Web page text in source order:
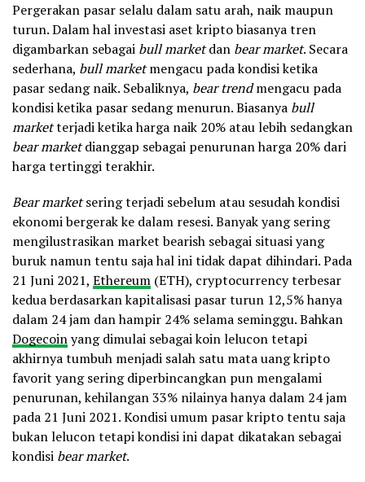
Pergerakan pasar selalu dalam satu arah, naik maupun
turun. Dalam hal investasi aset kripto biasanya tren
digambarkan sebagai bull marketdan bear market. Secara
sederhana, bull marketmengacu pada kondisi ketika
pasar sedang naik. Sebaliknya, bear trendmengacu pada
kondisi ketika pasar sedang menurun. Biasanya bull
marketterjadi ketika harga naik 20% atau lebih sedangkan
bear marketdianggap sebagai penurunan harga 20% dari
harga tertinggi terakhir.
Bear marketsering terjadi sebelum atau sesudah kondisi
ekonomi bergerak ke dalam resesi. Banyak yang sering
mengilustrasikan market bearish sebagai situasi yang
buruk namun tentu saja hal ini tidak dapat dihindari. Pada
21 Juni 2021, Ethereum (ETH), cryptocurrency terbesar
kedua berdasarkan kapitalisasi pasar turun 12,5% hanya
dalam 24 jam dan hampir 24% selama seminggu. Bahkan
Dogecoinyang dimulai sebagai koin lelucon tetapi
akhirnya tumbuh menjadi salah satu mata uang kripto
favorit yang sering diperbincangkan pun mengalami
penurunan, kehilangan 33% nilainya hanya dalam 24 jam
pada 21 Juni 2021. Kondisi umum pasar kripto tentu saja
bukan lelucon tetapi kondisi ini dapat dikatakan sebagai
kondisi bear market.